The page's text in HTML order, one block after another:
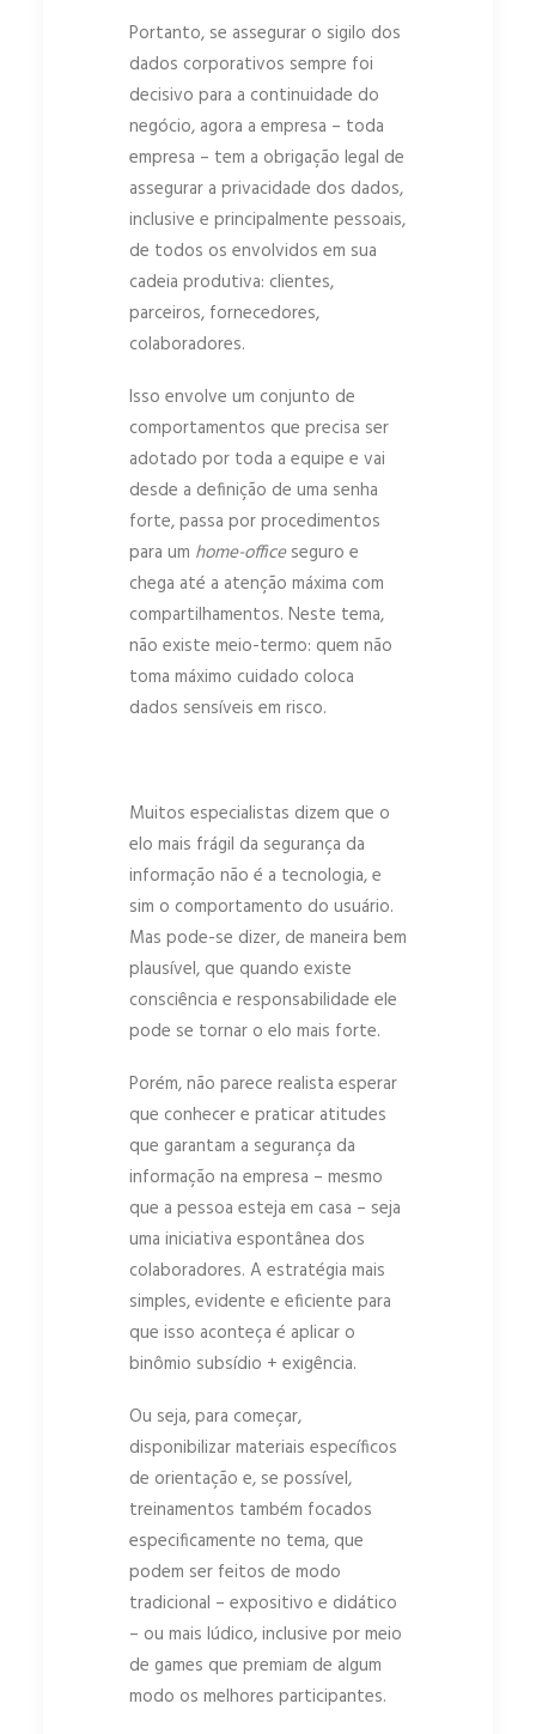
Portanto, se assegurar o sigilo dos
dados corporativos sempre foi
decisivo para a continuidade do
negócio, agora a empresa – toda
empresa – tem a obrigação legal de
assegurar a privacidade dos dados,
inclusive e principalmente pessoais,
de todos os envolvidos em sua
cadeia produtiva: clientes,
parceiros, fornecedores,
colaboradores.
Isso envolve um conjunto de
comportamentos que precisa ser
adotado por toda a equipe e vai
desde a definição de uma senha
forte, passa por procedimentos
para um home-officeseguro e
chega até a atenção máxima com
compartilhamentos. Neste tema,
não existe meio-termo: quem não
toma máximo cuidado coloca
dados sensíveis em risco.
Muitos especialistas dizem que o
elo mais frágil da segurança da
informação não é a tecnologia, e
sim o comportamento do usuário.
Mas pode-se dizer, de maneira bem
plausível, que quando existe
consciência e responsabilidade ele
pode se tornar o elo mais forte.
Porém, não parece realista esperar
que conhecer e praticar atitudes
que garantam a segurança da
informação na empresa – mesmo
que a pessoa esteja em casa – seja
uma iniciativa espontânea dos
colaboradores. A estratégia mais
simples, evidente e eficiente para
que isso aconteça é aplicar o
binômio subsídio + exigência.
Ou seja, para começar,
disponibilizar materiais específicos
de orientação e, se possível,
treinamentos também focados
especificamente no tema, que
podem ser feitos de modo
tradicional – expositivo e didático
– ou mais lúdico, inclusive por meio
de games que premiam de algum
modo os melhores participantes.